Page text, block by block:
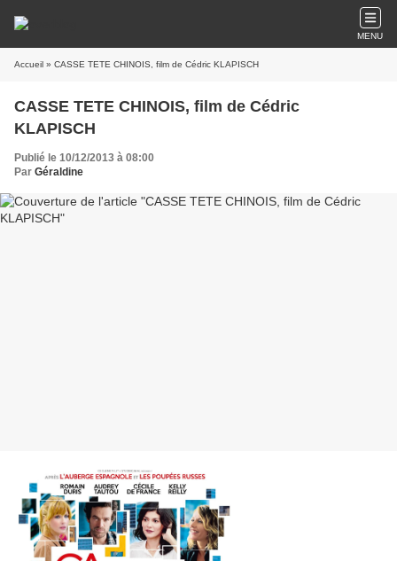
MENU
Accueil » CASSE TETE CHINOIS, film de Cédric KLAPISCH
CASSE TETE CHINOIS, film de Cédric
KLAPISCH
Publié le 10/12/2013 à 08:00
Par Géraldine